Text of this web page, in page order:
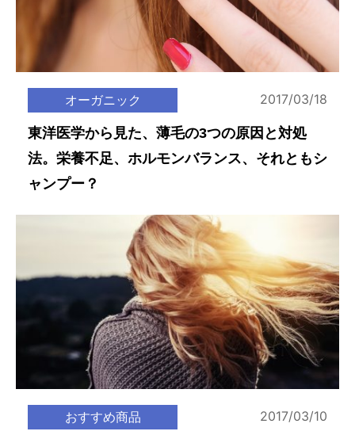
オーガニック 2017/03/18
東洋医学から見た、薄毛の3つの原因と対処
法。栄養不足、ホルモンバランス、それともシ
ャンプー？
おすすめ商品 2017/03/10